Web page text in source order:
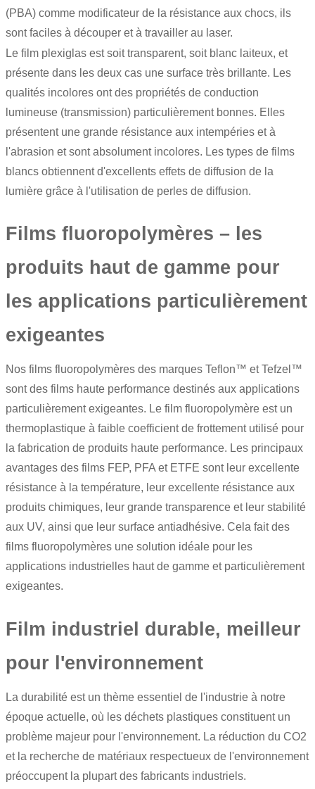
(PBA) comme modificateur de la résistance aux chocs, ils
sont faciles à découper et à travailler au laser.
Le film plexiglas est soit transparent, soit blanc laiteux, et
présente dans les deux cas une surface très brillante. Les
qualités incolores ont des propriétés de conduction
lumineuse (transmission) particulièrement bonnes. Elles
présentent une grande résistance aux intempéries et à
l'abrasion et sont absolument incolores. Les types de films
blancs obtiennent d'excellents effets de diffusion de la
lumière grâce à l'utilisation de perles de diffusion.
Films fluoropolymères – les
produits haut de gamme pour
les applications particulièrement
exigeantes
Nos films fluoropolymères des marques Teflon™ et Tefzel™
sont des films haute performance destinés aux applications
particulièrement exigeantes. Le film fluoropolymère est un
thermoplastique à faible coefficient de frottement utilisé pour
la fabrication de produits haute performance. Les principaux
avantages des films FEP, PFA et ETFE sont leur excellente
résistance à la température, leur excellente résistance aux
produits chimiques, leur grande transparence et leur stabilité
aux UV, ainsi que leur surface antiadhésive. Cela fait des
films fluoropolymères une solution idéale pour les
applications industrielles haut de gamme et particulièrement
exigeantes.
Film industriel durable, meilleur
pour l'environnement
La durabilité est un thème essentiel de l'industrie à notre
époque actuelle, où les déchets plastiques constituent un
problème majeur pour l'environnement. La réduction du CO2
et la recherche de matériaux respectueux de l'environnement
préoccupent la plupart des fabricants industriels.